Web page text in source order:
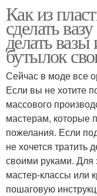
бутылок
Как из
сделать
делать
бутылок
Сейчас в моде все
Если вы не хотите
массового
мастерам, которые
пожелания. Если
не хочется тратить
своими руками. Для
мастер-классы или
пошаговую